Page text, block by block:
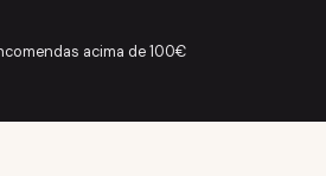
acima de 100€